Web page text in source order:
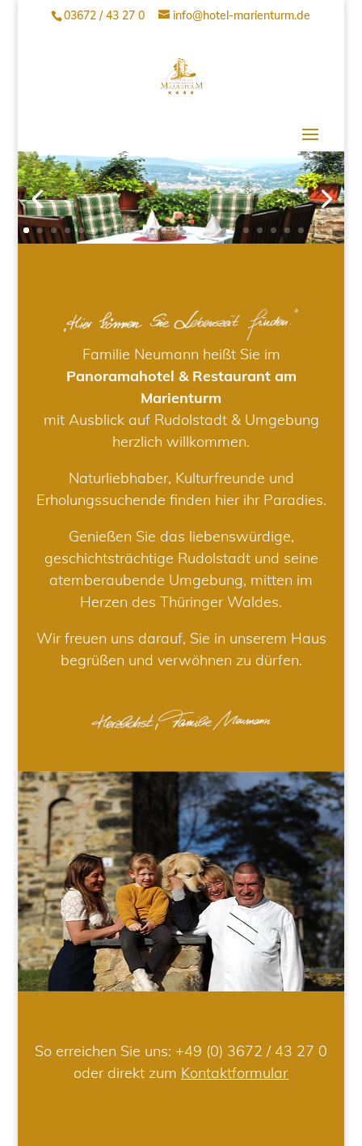
03672 / 43 27 0 info@hotel-marienturm.de
Familie Neumann heißt Sie im
Panoramahotel & Restaurant am
Marienturm
mit Ausblick auf Rudolstadt & Umgebung
herzlich willkommen.
Naturliebhaber, Kulturfreunde und
Erholungssuchende finden hier ihr Paradies.
Genießen Sie das liebenswürdige,
geschichtsträchtige Rudolstadt und seine
atemberaubende Umgebung, mitten im
Herzen des Thüringer Waldes.
Wir freuen uns darauf, Sie in unserem Haus
begrüßen und verwöhnen zu dürfen.
So erreichen Sie uns: +49 (0) 3672 / 43 27 0
oder direkt zum Kontaktformular